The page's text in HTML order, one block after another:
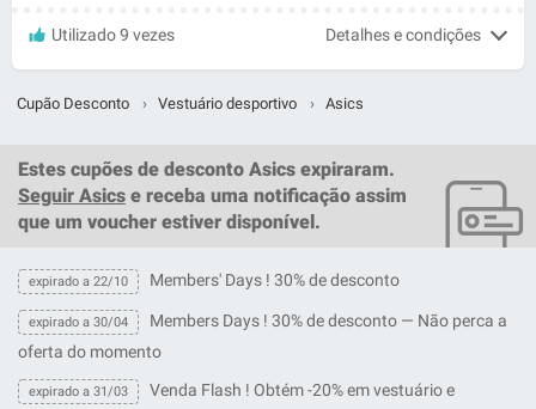
Utilizado 9 vezes Detalhes e condições
Cupão Desconto › Vestuário desportivo › Asics
Estes cupões de desconto Asics expiraram.
Seguir Asics e receba uma notificação assim
que um voucher estiver disponível.
expirado a 22/10 Members' Days ! 30% de desconto
expirado a 30/04
Members Days ! 30% de desconto — Não perca a
oferta do momento
expirado a 31/03
Venda Flash ! Obtém -20% em vestuário e